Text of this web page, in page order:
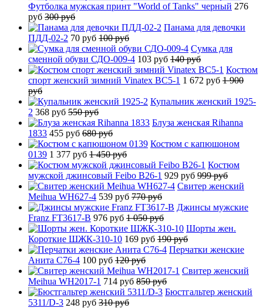
Футболка мужская принт "World of Tanks" черный 276
руб 300 руб
Панама для девочки
ПДД-02-2 70 руб 100 руб
Сумка для
сменной обуви СДО-009-4 103 руб 140 руб
Костюм
спорт женский зимний Vinatex BC5-1 1 672 руб 1 900
руб
Купальник женский 1925-
2 368 руб 550 руб
Блуза женская Rihanna
1833 455 руб 680 руб
Костюм с капюшоном
0139 1 377 руб 1 450 руб
Костюм
мужской джинсовый Feibo B26-1 929 руб 999 руб
Свитер женский
Meihua WH627-4 539 руб 770 руб
Джинсы мужские
Franz FT3617-B 976 руб 1 050 руб
Шорты жен.
Короткие ШЖК-310-10 169 руб 190 руб
Перчатки женские
Анита C76-4 100 руб 120 руб
Свитер женский
Meihua WH2017-1 714 руб 850 руб
Бюстгальтер женский
5311/D-3 248 руб 310 руб